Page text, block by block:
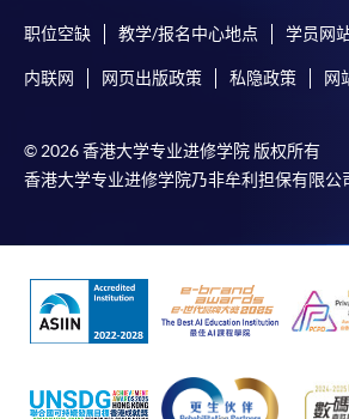
而取消）之外，一切已缴费用概不
支票或缴费灵（只限网上付款）方
以支票退款；以信用卡缴交之款项
除本学院网页所列明的学费外，个
学费及学额不得转让他人。一经取
其他课程，惟学院对特殊情况，可
学院对邮递失误而遗失的支票或本
职位空缺 教学/报名中心地点 学员网
内联网 网页出版政策 私隐政策 网
© 2026 香港大学专业进修学院 版权所有
香港大学专业进修学院乃非牟利担保有限公